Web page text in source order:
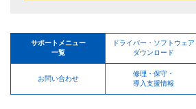
サポートメニュー
一覧
ドライバー・ソフトウェア
ダウンロード
お問い合わせ
修理・保守・
導入支援情報